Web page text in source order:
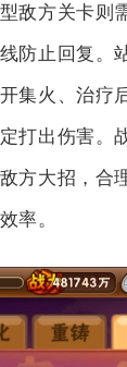
敌方关卡则
防止回复。
集火、治疗
打出伤害。
方大招，合
率。